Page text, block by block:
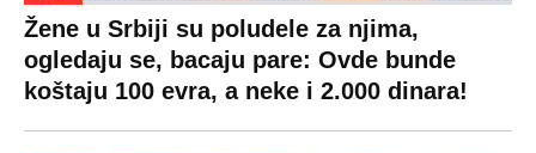
Žene u Srbiji su poludele za njima,
ogledaju se, bacaju pare: Ovde bunde
koštaju 100 evra, a neke i 2.000 dinara!